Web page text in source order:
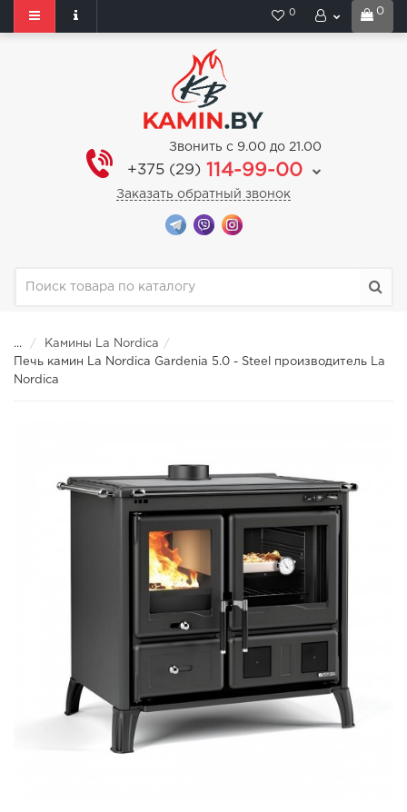
0
0
Звонить с 9.00 до 21.00
+375 (29) 114-99-00
Заказать обратный звонок
...
Камины La Nordica
Печь камин La Nordica Gardenia 5.0 - Steel производитель La
Nordica